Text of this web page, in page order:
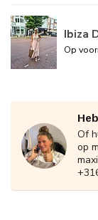
Ibiza
Op
Of
op